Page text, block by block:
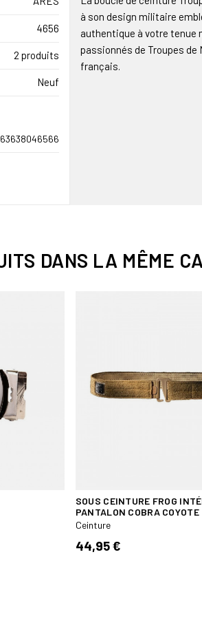
4656
2 produits
Neuf
à son design militaire
authentique à votre tenue
passionnés de Troupes
français.
DANS LA MÊME
SOUS CEINTURE FROG
PANTALON COBRA COYOTE
Ceinture
44,95 €